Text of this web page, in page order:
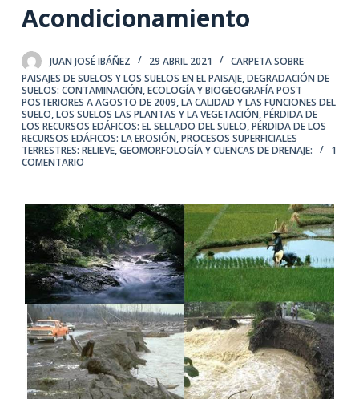
o
Acondicionamiento
JUAN JOSÉ IBÁÑEZ 29 ABRIL 2021
CARPETA SOBRE
PAISAJES DE SUELOS Y LOS SUELOS EN EL PAISAJE,DEGRADACIÓN DE
SUELOS: CONTAMINACIÓN,ECOLOGÍA Y BIOGEOGRAFÍA POST
POSTERIORES A AGOSTO DE 2009,LA CALIDAD Y LAS FUNCIONES DEL
SUELO,LOS SUELOS LAS PLANTAS Y LA VEGETACIÓN,PÉRDIDA DE
LOS RECURSOS EDÁFICOS: EL SELLADO DEL SUELO,PÉRDIDA DE LOS
RECURSOS EDÁFICOS: LA EROSIÓN,PROCESOS SUPERFICIALES
TERRESTRES: RELIEVE, GEOMORFOLOGÍA Y CUENCAS DE DRENAJE:
1
COMENTARIO